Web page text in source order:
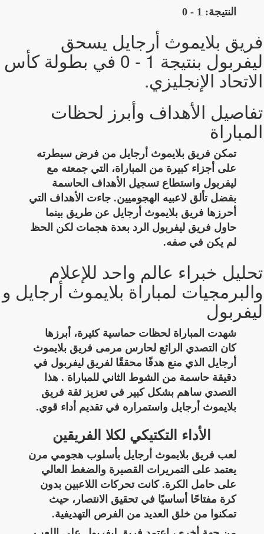
النتيجة: 1 - 0
فريق بلايموث أرجايل يسحق
ليفربول بنتيجة 1 - 0 في بطولة كأس
الاتحاد الإنجليزي.
تفاصيل الأهداف وأبرز لحظات
المباراة
تمكن فريق بلايموث أرجايل من فرض سيطرته
على أجزاء كبيرة من المباراة، التي جمعته مع
ليفربول واستطاع تسجيل الأهداف الحاسمة
بفضل تألق لاعبيه الهجوميين. جاءت الأهداف التي
أحرزها فريق بلايموث أرجايل عن طريق بينما
حاول فريق ليفربول الرد بعدة هجمات لكن الحظ
لم يكن في صفه.
تحليل خبراء عالم واحد للإعلام
والبرمجيات لمباراة بلايموث أرجايل و
ليفربول
شهدت المباراة لحظات حماسية كثيرة، أبرزها
كان التصدي الرائع لحارس مرمى فريق بلايموث
أرجايل الذي منع هدفًا محققًا لفريق ليفربول في
دقيقة حاسمة من الشوط الثاني للمباراة . هذا
التصدي ساهم بشكل كبير في تعزيز ثقة فريق
بلايموث أرجايل واستمراره في تقديم أداء قوي.
الأداء التكتيكي لكلا الفريقين
لعب فريق بلايموث أرجايل بأسلوب هجومي مرن
يعتمد على التمريرات القصيرة والضغط العالي
على حامل الكرة. كانت تحركات اللاعبين بدون
كرة مفتاحًا أساسيًا في تحقيق الانتصار، حيث
تمكنوا من خلق العديد من الفرص التهديفية.